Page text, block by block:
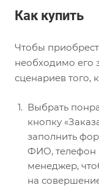
Как купить
Чтобы
необходимо его
сценариев того,
Выбрать
кнопку
заполнить
ФИО, телефон
менеджер,
на